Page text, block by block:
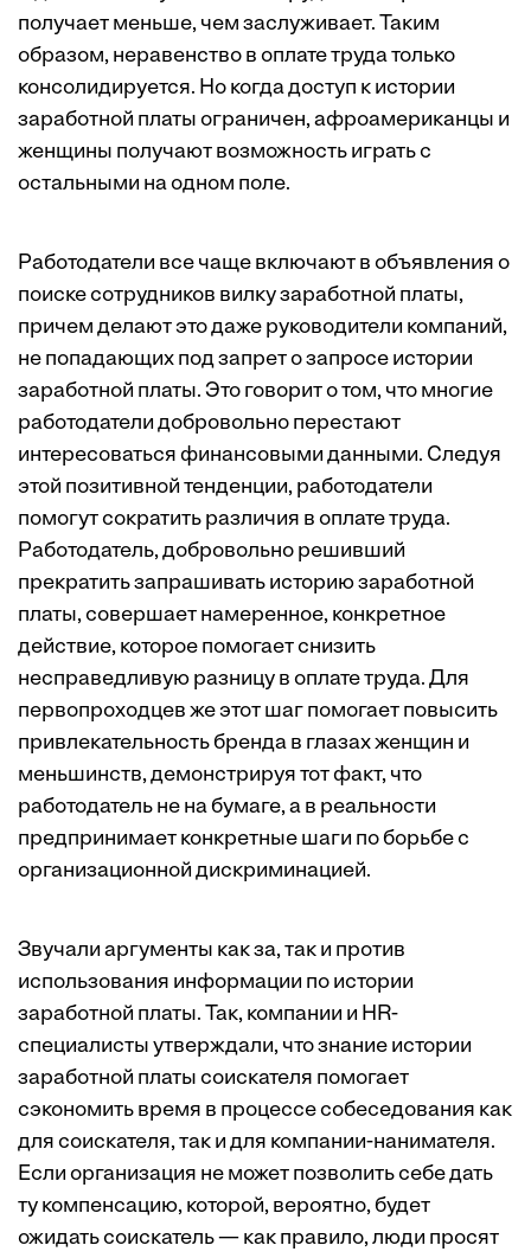
получает меньше, чем заслуживает. Таким
образом, неравенство в оплате труда только
консолидируется. Но когда доступ к истории
заработной платы ограничен, афроамериканцы и
женщины получают возможность играть с
остальными на одном поле.
Работодатели все чаще включают в объявления о
поиске сотрудников вилку заработной платы,
причем делают это даже руководители компаний,
не попадающих под запрет о запросе истории
заработной платы. Это говорит о том, что многие
работодатели добровольно перестают
интересоваться финансовыми данными. Следуя
этой позитивной тенденции, работодатели
помогут сократить различия в оплате труда.
Работодатель, добровольно решивший
прекратить запрашивать историю заработной
платы, совершает намеренное, конкретное
действие, которое помогает снизить
несправедливую разницу в оплате труда. Для
первопроходцев же этот шаг помогает повысить
привлекательность бренда в глазах женщин и
меньшинств, демонстрируя тот факт, что
работодатель не на бумаге, а в реальности
предпринимает конкретные шаги по борьбе с
организационной дискриминацией.
Звучали аргументы как за, так и против
использования информации по истории
заработной платы. Так, компании и HR-
специалисты утверждали, что знание истории
заработной платы соискателя помогает
сэкономить время в процессе собеседования как
для соискателя, так и для компании-нанимателя.
Если организация не может позволить себе дать
ту компенсацию, которой, вероятно, будет
ожидать соискатель — как правило, люди просят